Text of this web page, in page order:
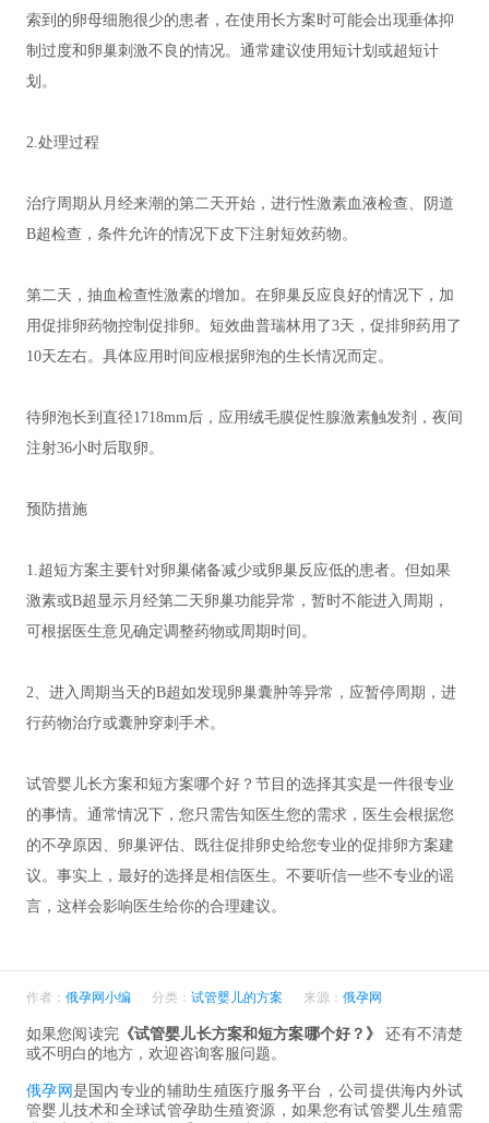
索到的卵母细胞很少的患者，在使用长方案时可能会出现垂体抑
制过度和卵巢刺激不良的情况。通常建议使用短计划或超短计
划。
2.处理过程
治疗周期从月经来潮的第二天开始，进行性激素血液检查、阴道
B超检查，条件允许的情况下皮下注射短效药物。
第二天，抽血检查性激素的增加。在卵巢反应良好的情况下，加
用促排卵药物控制促排卵。短效曲普瑞林用了3天，促排卵药用了
10天左右。具体应用时间应根据卵泡的生长情况而定。
待卵泡长到直径1718mm后，应用绒毛膜促性腺激素触发剂，夜间
注射36小时后取卵。
预防措施
1.超短方案主要针对卵巢储备减少或卵巢反应低的患者。但如果
激素或B超显示月经第二天卵巢功能异常，暂时不能进入周期，
可根据医生意见确定调整药物或周期时间。
2、进入周期当天的B超如发现卵巢囊肿等异常，应暂停周期，进
行药物治疗或囊肿穿刺手术。
试管婴儿长方案和短方案哪个好？节目的选择其实是一件很专业
的事情。通常情况下，您只需告知医生您的需求，医生会根据您
的不孕原因、卵巢评估、既往促排卵史给您专业的促排卵方案建
议。事实上，最好的选择是相信医生。不要听信一些不专业的谣
言，这样会影响医生给你的合理建议。
作者： 俄孕网小编 分类： 试管婴儿的方案 来源： 俄孕网
如果您阅读完《试管婴儿长方案和短方案哪个好？》
还有不清楚
或不明白的地方，欢迎咨询客服问题。
俄孕网 是国内专业的辅助生殖医疗服务平台，公司提供海内外试
管婴儿技术和全球试管孕助生殖资源，如果您有试管婴儿生殖需